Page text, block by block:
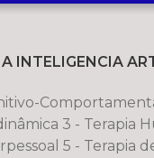
INTELIGENCIA
3 - Terapia
5 - Terapia